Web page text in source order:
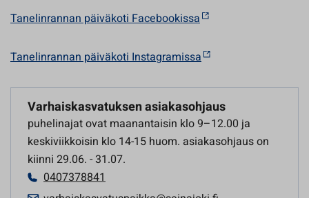
Tanelinrannan päiväkoti Facebookissa
Tanelinrannan päiväkoti Instagramissa
Varhaiskasvatuksen asiakasohjaus
puhelinajat ovat maanantaisin klo 9–12.00 ja
keskiviikkoisin klo 14-15 huom. asiakasohjaus on
kiinni 29.06. - 31.07.
0407378841